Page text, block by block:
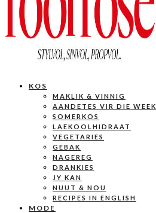
KOS
MAKLIK & VINNIG
AANDETES VIR DIE WEEK
SOMERKOS
LAEKOOLHIDRAAT
VEGETARIES
GEBAK
NAGEREG
DRANKIES
JY KAN
NUUT & NOU
RECIPES IN ENGLISH
MODE